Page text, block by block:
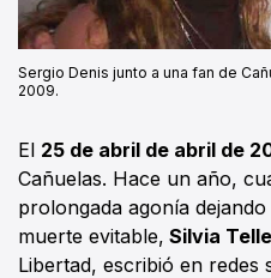
Sergio Denis junto a una fan de
2009.
El 25 de abril de abril de
Cañuelas. Hace un año,
prolongada agonía
muerte evitable, Silvia
Libertad, escribió en redes